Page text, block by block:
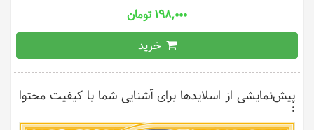
۱۹۸,۰۰۰ تومان
خرید
پیش‌نمایشی از اسلایدها برای آشنایی شما با کیفیت محتوا
: